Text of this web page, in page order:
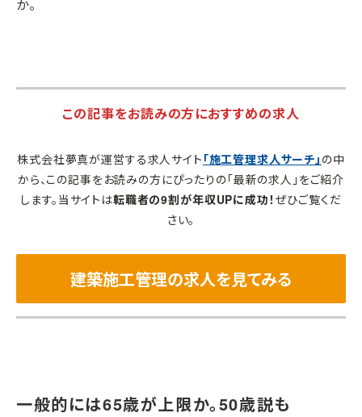
か。
この記事をお読みの方におすすめの求人
株式会社夢真が運営する求人サイト 「施工管理求人サーチ」 の中
から、この記事をお読みの方にぴったりの「最新の求人」をご紹介
します。当サイトは転職者の9割が年収UPに成功！ぜひご覧くだ
さい。
建築施工管理の求人を見てみる
一般的には65歳が上限か。50歳説も